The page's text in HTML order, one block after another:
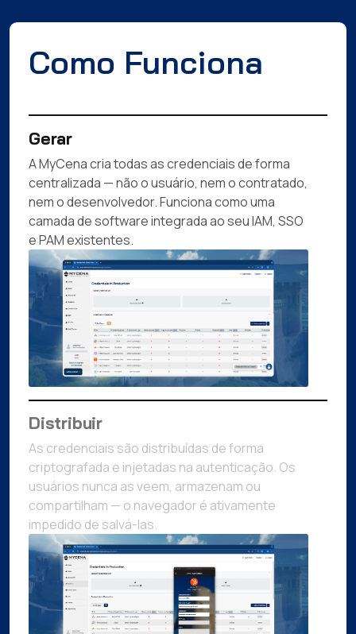
Como Funciona
Gerar
A MyCena cria todas as credenciais de forma
centralizada — não o usuário, nem o contratado,
nem o desenvolvedor. Funciona como uma
camada de software integrada ao seu IAM, SSO
e PAM existentes.
Distribuir
As credenciais são distribuídas de forma
criptografada e injetadas na autenticação. Os
usuários nunca as veem, armazenam ou
compartilham — o navegador é ativamente
impedido de salvá-las.